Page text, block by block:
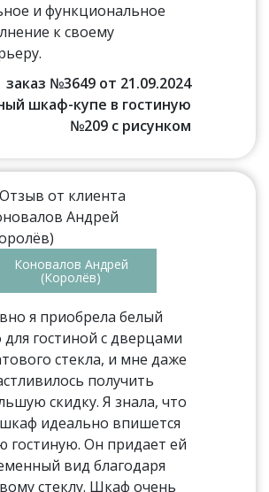
и функциональное
к своему
заказ №3649 от 21.09.2024
шкаф-купе в гостиную
№209 с рисунком
Коновалов Андрей
(Королёв)
я приобрела белый
гостиной с дверцами
стекла, и мне даже
получить
скидку. Я знала, что
идеально впишется
гостиную. Он придает ей
вид благодаря
стеклу. Шкаф очень